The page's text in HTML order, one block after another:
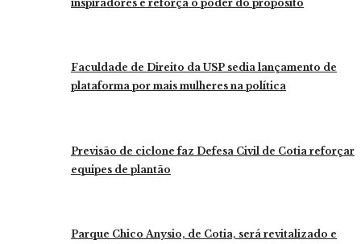
inspiradores e reforça o poder do propósito
Faculdade de Direito da USP sedia lançamento de
plataforma por mais mulheres na política
Previsão de ciclone faz Defesa Civil de Cotia reforçar
equipes de plantão
Parque Chico Anysio, de Cotia, será revitalizado e